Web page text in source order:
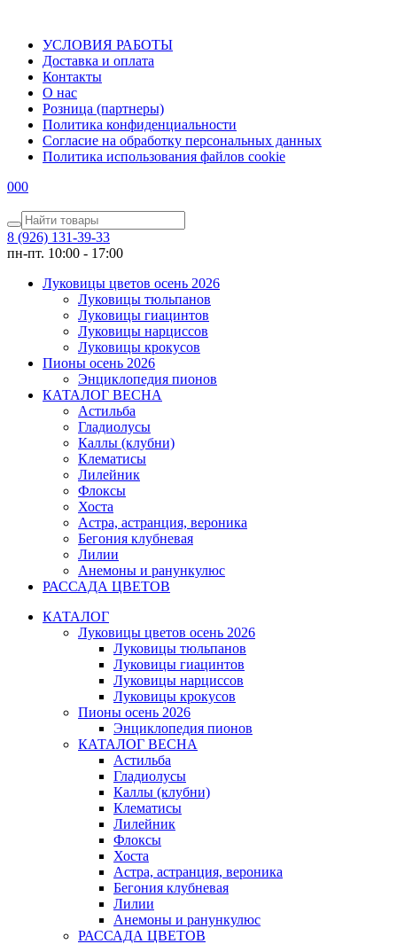
УСЛОВИЯ РАБОТЫ
Доставка и оплата
Контакты
О наc
Розница (партнеры)
Политика конфиденциальности
Согласие на обработку персональных данных
Политика использования файлов сookie
000
8 (926) 131-39-33
пн-пт. 10:00 - 17:00
Луковицы цветов осень 2026
Луковицы тюльпанов
Луковицы гиацинтов
Луковицы нарциссов
Луковицы крокусов
Пионы осень 2026
Энциклопедия пионов
КАТАЛОГ ВЕСНА
Астильба
Гладиолусы
Каллы (клубни)
Клематисы
Лилейник
Флоксы
Хоста
Астра, астранция, вероника
Бегония клубневая
Лилии
Анемоны и ранункулюс
РАССАДА ЦВЕТОВ
КАТАЛОГ
Луковицы цветов осень 2026
Луковицы тюльпанов
Луковицы гиацинтов
Луковицы нарциссов
Луковицы крокусов
Пионы осень 2026
Энциклопедия пионов
КАТАЛОГ ВЕСНА
Астильба
Гладиолусы
Каллы (клубни)
Клематисы
Лилейник
Флоксы
Хоста
Астра, астранция, вероника
Бегония клубневая
Лилии
Анемоны и ранункулюс
РАССАДА ЦВЕТОВ